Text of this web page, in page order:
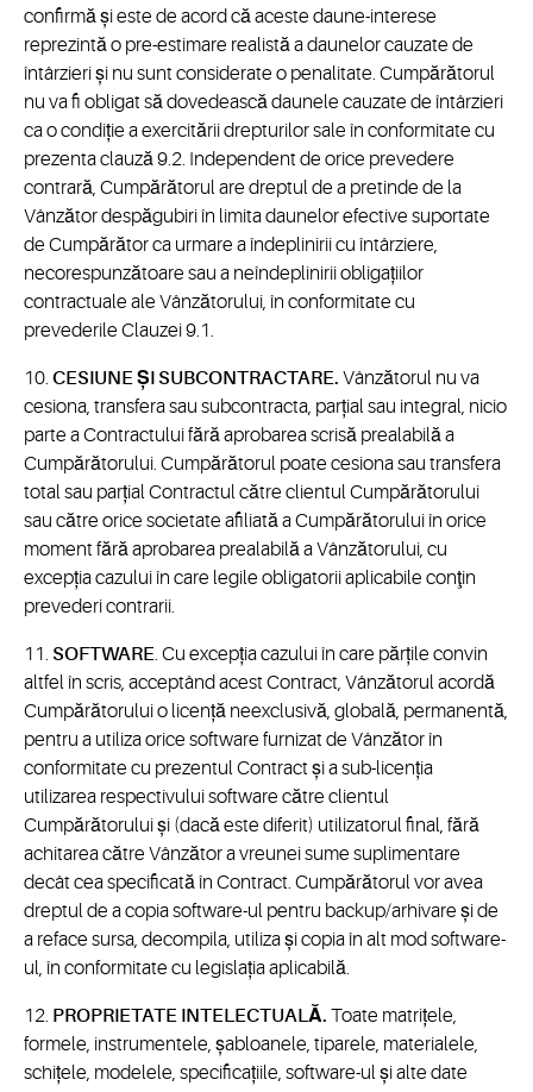
confirmă și este de acord că aceste daune-interese
reprezintă o pre-estimare realistă a daunelor cauzate de
întârzieri și nu sunt considerate o penalitate. Cumpărătorul
nu va fi obligat să dovedească daunele cauzate de întârzieri
ca o condiție a exercitării drepturilor sale în conformitate cu
prezenta clauză 9.2. Independent de orice prevedere
contrară, Cumpărătorul are dreptul de a pretinde de la
Vânzător despăgubiri în limita daunelor efective suportate
de Cumpărător ca urmare a îndeplinirii cu întârziere,
necorespunzătoare sau a neîndeplinirii obligațiilor
contractuale ale Vânzătorului, în conformitate cu
prevederile Clauzei 9.1.
10. CESIUNE ȘI SUBCONTRACTARE. Vânzătorul nu va
cesiona, transfera sau subcontracta, parțial sau integral, nicio
parte a Contractului fără aprobarea scrisă prealabilă a
Cumpărătorului. Cumpărătorul poate cesiona sau transfera
total sau parțial Contractul către clientul Cumpărătorului
sau către orice societate afiliată a Cumpărătorului în orice
moment fără aprobarea prealabilă a Vânzătorului, cu
excepția cazului în care legile obligatorii aplicabile conţin
prevederi contrarii.
11. SOFTWARE. Cu excepția cazului în care părțile convin
altfel în scris, acceptând acest Contract, Vânzătorul acordă
Cumpărătorului o licență neexclusivă, globală, permanentă,
pentru a utiliza orice software furnizat de Vânzător în
conformitate cu prezentul Contract și a sub-licenția
utilizarea respectivului software către clientul
Cumpărătorului și (dacă este diferit) utilizatorul final, fără
achitarea către Vânzător a vreunei sume suplimentare
decât cea specificată în Contract. Cumpărătorul vor avea
dreptul de a copia software-ul pentru backup/arhivare și de
a reface sursa, decompila, utiliza și copia în alt mod software-
ul, în conformitate cu legislația aplicabilă.
12. PROPRIETATE INTELECTUALĂ. Toate matrițele,
formele, instrumentele, șabloanele, tiparele, materialele,
schițele, modelele, specificațiile, software-ul și alte date